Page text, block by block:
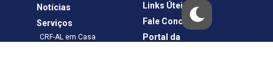
Notícias
Serviços
CRF-AL em Casa
Links Úteis
Fale Conosco
Portal da